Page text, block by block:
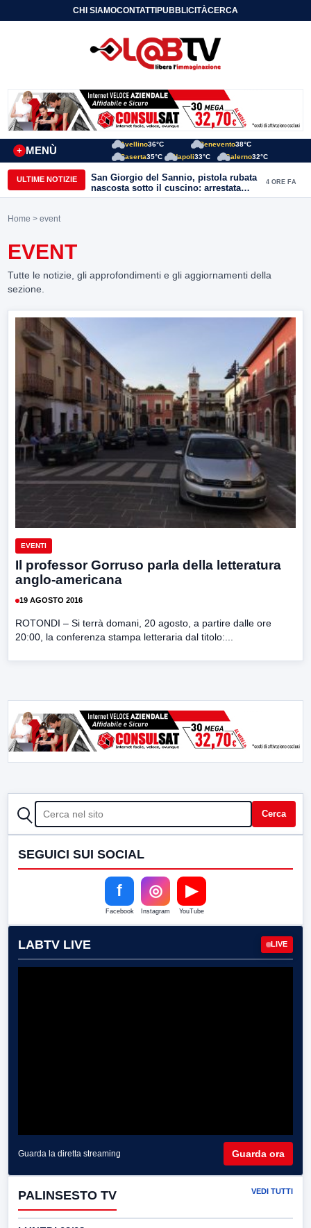
CHI SIAMOCONTATTIPUBBLICITÀCERCA
MENÙ
+
Avellino36°C Benevento38°C
Caserta35°C Napoli33°C Salerno32°C
ULTIME NOTIZIE
San Giorgio del Sannio, pistola rubata
nascosta sotto il cuscino: arrestata
51enne
4 ORE FA
Home > event
EVENT
Tutte le notizie, gli approfondimenti e gli aggiornamenti della
sezione.
EVENTI
Il professor Gorruso parla della letteratura
anglo-americana
19 AGOSTO 2016
ROTONDI – Si terrà domani, 20 agosto, a partire dalle ore
20:00, la conferenza stampa letteraria dal titolo:...
CERCA Cerca
SEGUICI SUI SOCIAL
f
Facebook
◎
Instagram
▶
YouTube
LABTV LIVE LIVE
Guarda la diretta streaming Guarda ora
PALINSESTO TV VEDI TUTTI